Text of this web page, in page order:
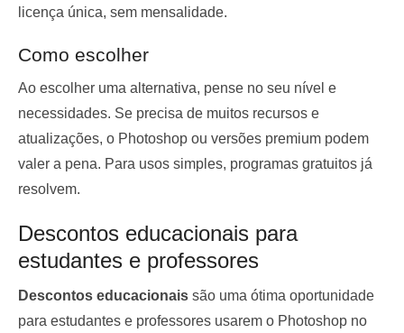
licença única, sem mensalidade.
Como escolher
Ao escolher uma alternativa, pense no seu nível e
necessidades. Se precisa de muitos recursos e
atualizações, o Photoshop ou versões premium podem
valer a pena. Para usos simples, programas gratuitos já
resolvem.
Descontos educacionais para
estudantes e professores
Descontos educacionais são uma ótima oportunidade
para estudantes e professores usarem o Photoshop no